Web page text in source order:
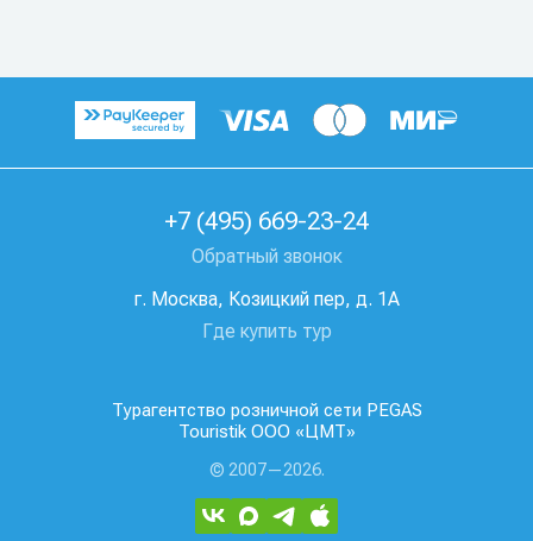
Турагентство розничной сети PEGAS
Touristik ООО «ЦМТ»
© 2007—2026.
+7 (495) 669-23-24
Обратный звонок
г. Москва, Козицкий пер, д. 1А
Где купить тур